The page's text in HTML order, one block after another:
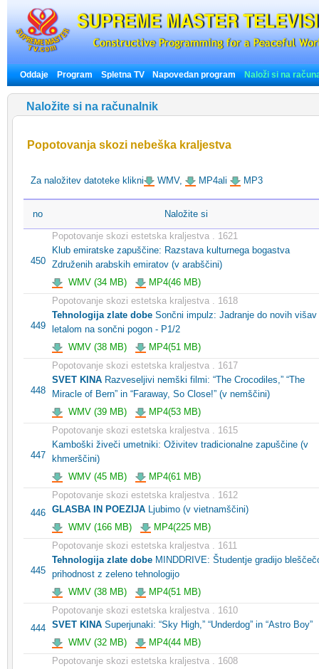
Oddaje Program Spletna TV Napovedan program Naloži si na
Naložite si na računalnik
Popotovanja skozi nebeška kraljestva
Za naložitev datoteke klikni WMV, MP4ali MP3
no Naložite si
450
Popotovanje skozi estetska kraljestva . 1621
Klub emiratske zapuščine: Razstava kulturnega bogastva
Združenih arabskih emiratov (v arabščini)
WMV (34 MB)
MP4(46 MB)
449
Popotovanje skozi estetska kraljestva . 1618
Tehnologija zlate dobe Sončni impulz: Jadranje do novih višav
letalom na sončni pogon - P1/2
WMV (38 MB)
MP4(51 MB)
448
Popotovanje skozi estetska kraljestva . 1617
SVET KINA Razveseljivi nemški filmi: “The Crocodiles,” “The
Miracle of Bern” in “Faraway, So Close!” (v nemščini)
WMV (39 MB)
MP4(53 MB)
447
Popotovanje skozi estetska kraljestva . 1615
Kamboški živeči umetniki: Oživitev tradicionalne zapuščine (v
khmerščini)
WMV (45 MB)
MP4(61 MB)
446
Popotovanje skozi estetska kraljestva . 1612
GLASBA IN POEZIJA Ljubimo (v vietnamščini)
WMV (166 MB)
MP4(225 MB)
445
Popotovanje skozi estetska kraljestva . 1611
Tehnologija zlate dobe MINDDRIVE: Študentje gradijo
prihodnost z zeleno tehnologijo
WMV (38 MB)
MP4(51 MB)
444
Popotovanje skozi estetska kraljestva . 1610
SVET KINA Superjunaki: “Sky High,” “Underdog” in “Astro Boy”
WMV (32 MB)
MP4(44 MB)
Popotovanje skozi estetska kraljestva . 1608